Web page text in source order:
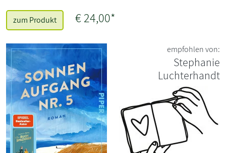
zum Produkt € 24,00*
empfohlen von:
Stephanie
Luchterhandt